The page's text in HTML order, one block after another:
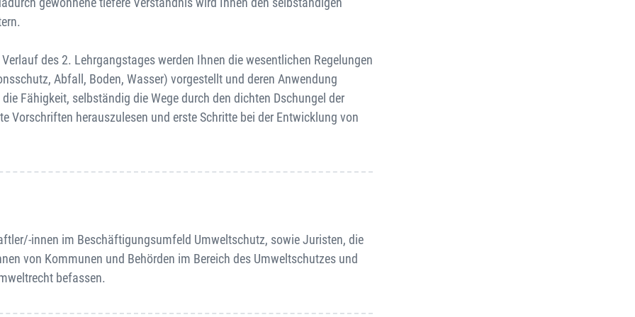
des 2. Lehrgangstages werden Ihnen die wesentlichen Regelungen
Abfall, Boden, Wasser) vorgestellt und deren Anwendung
Fähigkeit, selbständig die Wege durch den dichten Dschungel der
Vorschriften herauszulesen und erste Schritte bei der Entwicklung von
innen im Beschäftigungsumfeld Umweltschutz, sowie Juristen, die
von Kommunen und Behörden im Bereich des Umweltschutzes und
befassen.